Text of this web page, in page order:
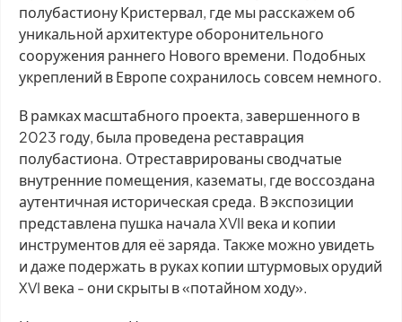
полубастиону Кристервал, где мы расскажем об
уникальной архитектуре оборонительного
сооружения раннего Нового времени. Подобных
укреплений в Европе сохранилось совсем немного.
В рамках масштабного проекта, завершенного в
2023 году, была проведена реставрация
полубастиона. Отреставрированы сводчатые
внутренние помещения, казематы, где воссоздана
аутентичная историческая среда. В экспозиции
представлена пушка начала XVII века и копии
инструментов для её заряда. Также можно увидеть
и даже подержать в руках копии штурмовых орудий
XVI века - они скрыты в «потайном ходу».